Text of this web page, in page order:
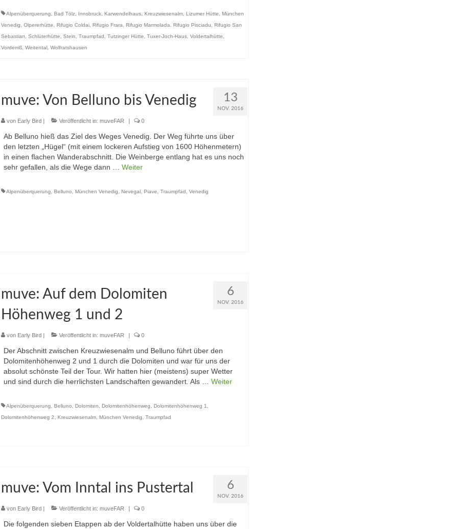
Alpenüberquerung, Bad Tölz, Innsbruck, Karwendelhaus, Kreuzwiesenalm, Lizumer Hütte, München
Venedig, Olpererhütte, Rifugio Coldai, Rifugio Frara, Rifugio Marmolada, Rifugio Pisciadu, Rifugio San
Sebastian, Schlüterhütte, Stein, Traumpfad, Tutzinger Hütte, Tuxer-Joch-Haus, Voldertalhütte,
Vorderriß, Weitental, Wolfratshausen
13
NOV. 2016
muve: Von Belluno bis Venedig
von Early Bird Veröffentlicht in: muveFAR 0
Ab Belluno hieß das Ziel des Weges Venedig. Der Weg führte uns über
den letzten „Hügel“ (mit einem lockeren Aufstieg von 1600 Höhenmetern)
in einen flachen Wanderabschnitt. Die Weinberge entlang hat es uns noch
sehr gefallen, als die Wege dann … Weiter
Alpenüberquerung, Belluno, München Venedig, Nevegal, Piave, Traumpfad, Venedig
6
NOV. 2016
muve: Auf dem Dolomiten
Höhenweg 1 und 2
von Early Bird| Veröffentlicht in: muveFAR | 0
Der Abschnitt zwischen Kreuzwiesenalm und Belluno führt über den
Dolomitenhöhenweg 2 und 1 durch die Dolomiten und war für uns der
absolut schönste Teil der Tour. Wir hatten hier (meistens) super Wetter
und sind durch die herrlichsten Landschaften gewandert. Als … Weiter
Alpenüberquerung Belluno Dolomiten Dolomitenhöhenweg Dolomitenhöhenweg 1
Dolomitenhöhenweg 2
Kreuzwiesenalm, München Venedig Traumpfad
6
NOV. 2016
muve: Vom Inntal ins Pustertal
von Early Bird| Veröffentlicht in: muveFAR | 0
Die folgenden sieben Etappen ab der Voldertalhütte haben uns über die